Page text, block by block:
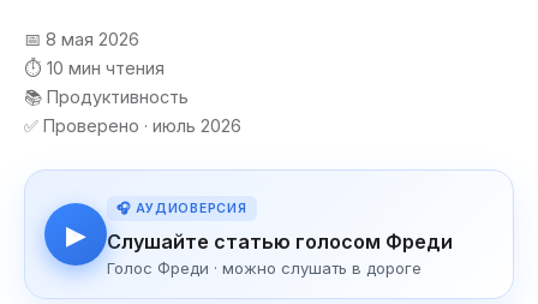
📅 8 мая 2026
⏱️ 10 мин чтения
📚 Продуктивность
✅ Проверено · июль 2026
▶
🎧 АУДИОВЕРСИЯ
Слушайте статью голосом Фреди
Голос Фреди · можно слушать в дороге